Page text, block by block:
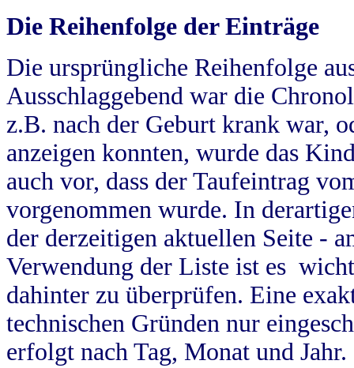
Die Reihenfolge der Einträge
Die ursprüngliche Reihenfolge
Ausschlaggebend war die
z.B. nach der Geburt krank war,
anzeigen konnten, wurde das
auch vor, dass der Taufeintrag
vorgenommen wurde. In
der derzeitigen aktuellen Seite -
Verwendung der Liste ist es
dahinter zu überprüfen. Eine
technischen Gründen nur
erfolgt nach Tag, Monat und Jahr.